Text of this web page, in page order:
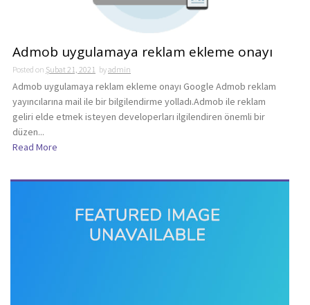
Admob uygulamaya reklam ekleme onayı
Posted on Şubat 21, 2021 byadmin
Admob uygulamaya reklam ekleme onayı Google Admob reklam
yayıncılarına mail ile bir bilgilendirme yolladı.Admob ile reklam
geliri elde etmek isteyen developerları ilgilendiren önemli bir
düzen...
Read More